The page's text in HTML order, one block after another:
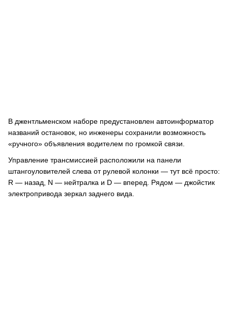
В джентльменском наборе предустановлен автоинформатор
названий остановок, но инженеры сохранили возможность
«ручного» объявления водителем по громкой связи.
Управление трансмиссией расположили на панели
штангоуловителей слева от рулевой колонки — тут всё просто:
R — назад, N — нейтралка и D — вперед. Рядом — джойстик
электропривода зеркал заднего вида.